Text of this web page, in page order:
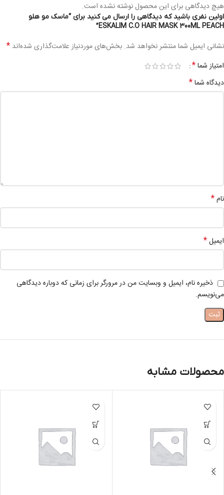
هیچ دیدگاهی برای این محصول نوشته نشده است.
اولین نفری باشید که دیدگاهی را ارسال می کنید برای “ماسک مو هلو
ESKALIM C.O HAIR MASK 300ML PEACH”
نشانی ایمیل شما منتشر نخواهد شد. بخش‌های موردنیاز علامت‌گذاری شده‌اند *
امتیاز شما*
دیدگاه شما*
نام*
ایمیل*
ذخیره نام، ایمیل و وبسایت من در مرورگر برای زمانی که دوباره دیدگاهی
می‌نویسم.
محصولات مشابه